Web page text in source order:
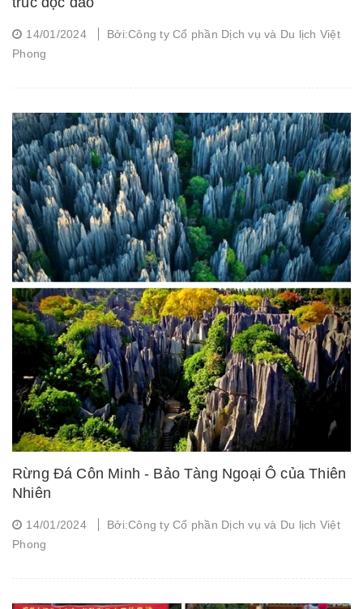
14/01/2024
Bởi:Công ty Cổ phần Dịch vụ và Du lịch Việt
Phong
Rừng Đá Côn Minh - Bảo Tàng Ngoại Ô của Thiên
Nhiên
14/01/2024
Bởi:Công ty Cổ phần Dịch vụ và Du lịch Việt
Phong